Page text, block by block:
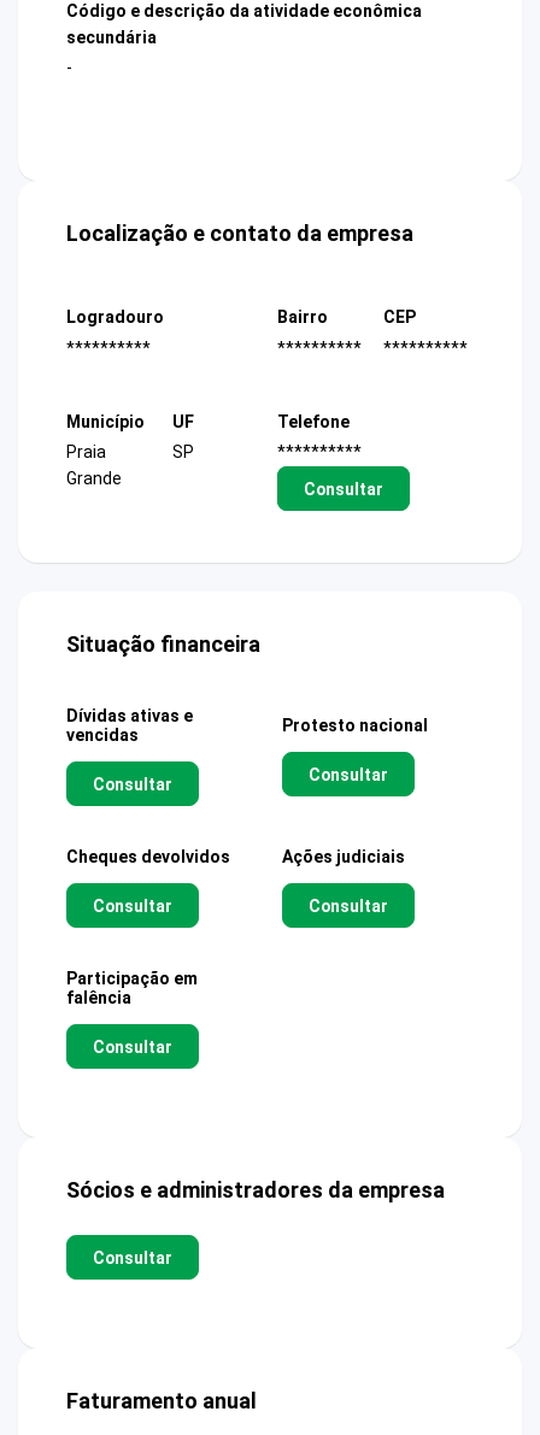
Código e descrição da atividade econômica
secundária
-
Localização e contato da empresa
Logradouro
**********
Bairro
**********
CEP
**********
Município
Praia
Grande
UF
SP
Telefone
**********
Consultar
Situação financeira
Dívidas ativas e
vencidas
Consultar
Protesto nacional
Consultar
Cheques devolvidos
Consultar
Ações judiciais
Consultar
Participação em
falência
Consultar
Sócios e administradores da empresa
Consultar
Faturamento anual